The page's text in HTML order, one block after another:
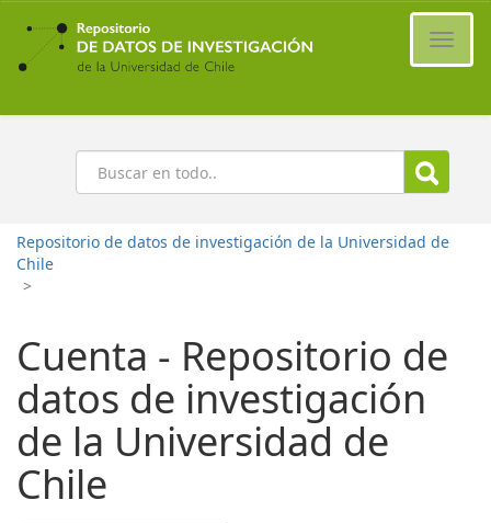
Ir
contenido
principal
Buscar
Repositorio de datos de investigación de la Universidad de
Chile
>
Cuenta - Repositorio de
datos de investigación
de la Universidad de
Chile